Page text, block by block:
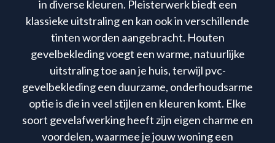
in diverse kleuren. Pleisterwerk biedt een
klassieke uitstraling en kan ook in verschillende
tinten worden aangebracht. Houten
gevelbekleding voegt een warme, natuurlijke
uitstraling toe aan je huis, terwijl pvc-
gevelbekleding een duurzame, onderhoudsarme
optie is die in veel stijlen en kleuren komt. Elke
soort gevelafwerking heeft zijn eigen charme en
voordelen, waarmee je jouw woning een